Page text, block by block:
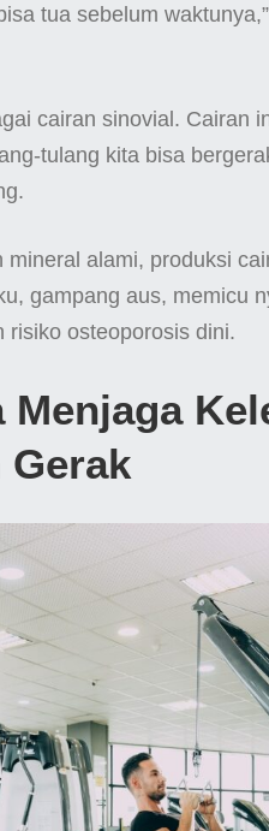
tua sebelum
cairan sinovial. Cairan
tulang kita bisa
alami, produksi
gampang aus, memicu
risiko osteoporosis dini.
Gerak